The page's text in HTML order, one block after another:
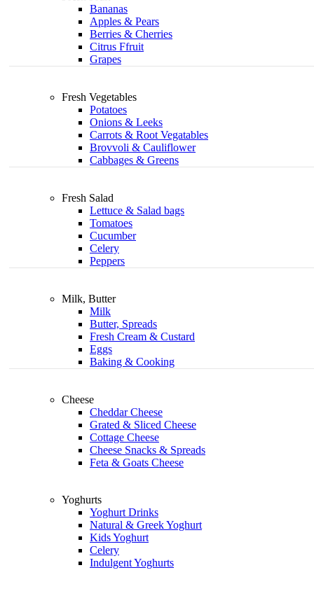
Bananas
Apples & Pears
Berries & Cherries
Citrus Ffruit
Grapes
Fresh Vegetables
Potatoes
Onions & Leeks
Carrots & Root Vegatables
Brovvoli & Cauliflower
Cabbages & Greens
Fresh Salad
Lettuce & Salad bags
Tomatoes
Cucumber
Celery
Peppers
Milk, Butter
Milk
Butter, Spreads
Fresh Cream & Custard
Eggs
Baking & Cooking
Cheese
Cheddar Cheese
Grated & Sliced Cheese
Cottage Cheese
Cheese Snacks & Spreads
Feta & Goats Cheese
Yoghurts
Yoghurt Drinks
Natural & Greek Yoghurt
Kids Yoghurt
Celery
Indulgent Yoghurts